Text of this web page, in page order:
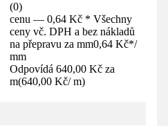
(0)
cenu — 0,64 Kč * Všechny
ceny vč. DPH a bez nákladů
na přepravu za mm0,64 Kč*/
mm
Odpovídá 640,00 Kč za
m(640,00 Kč/ m)